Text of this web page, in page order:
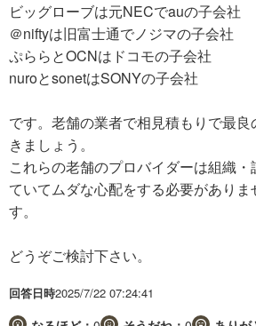
ビッグローブは元NECでauの子会社
＠niftyは旧富士通でノジマの子会社
ぷららとOCNはドコモの子会社
nuroとsonetはSONYの子会社
です。老舗の業者で相見積もりで最
きましょう。
これらの老舗のプロバイダーは組織
ていてムダな心配をする必要がありま
す。
どうぞご検討下さい。
回答日時2025/7/22 07:24:41